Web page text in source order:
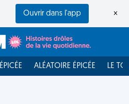
Ouvrir dans l'app ×
ÉPICÉE ALÉATOIRE ÉPICÉE LE